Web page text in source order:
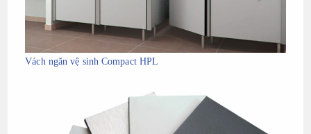
Vách ngăn vệ sinh Compact HPL